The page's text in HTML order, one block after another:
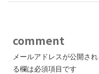
comment
メールアドレスが公開さ
る欄は必須項目です